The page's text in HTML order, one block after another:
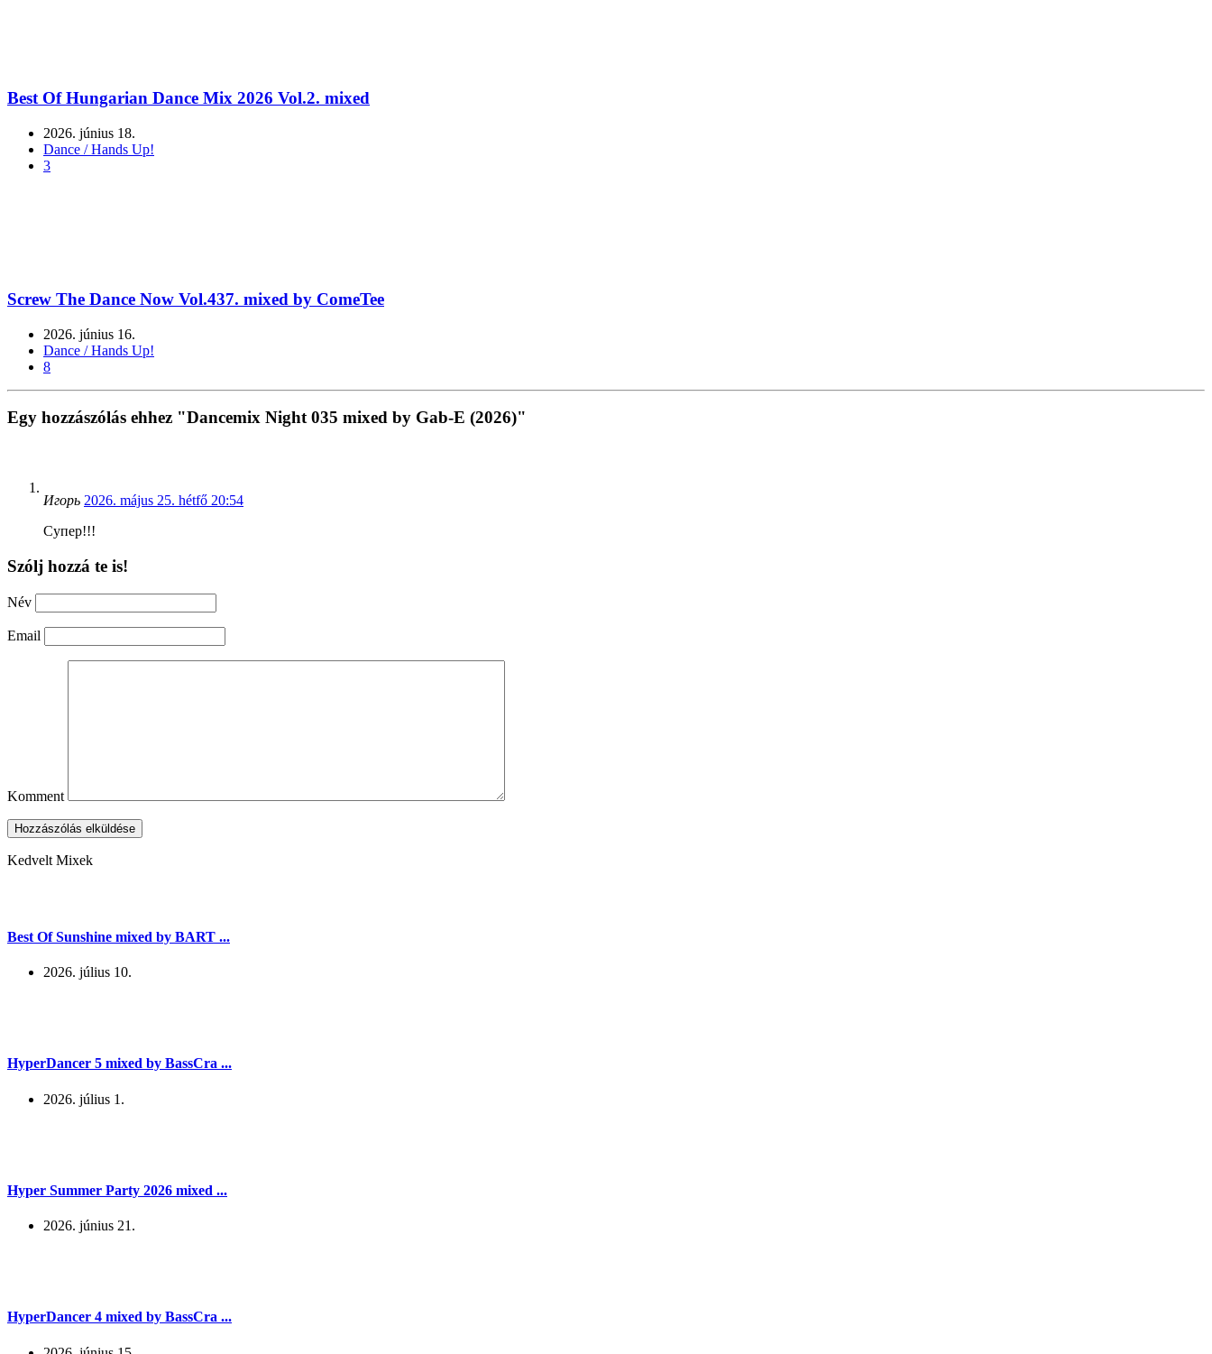
Best Of Hungarian Dance Mix 2026 Vol.2. mixed
2026. június 18.
Dance / Hands Up!
3
Screw The Dance Now Vol.437. mixed by ComeTee
2026. június 16.
Dance / Hands Up!
8
Egy hozzászólás ehhez "Dancemix Night 035 mixed by Gab-E (2026)"
Игорь 2026. május 25. hétfő 20:54
Супер!!!
Szólj hozzá te is!
Név
Email
Komment
Hozzászólás elküldése
Kedvelt Mixek
Best Of Sunshine mixed by BART ...
2026. július 10.
HyperDancer 5 mixed by BassCra ...
2026. július 1.
Hyper Summer Party 2026 mixed ...
2026. június 21.
HyperDancer 4 mixed by BassCra ...